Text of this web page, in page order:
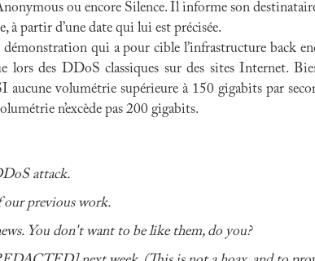
ou encore Silence. Il informe son
partir d’une date qui lui est précisée.
qui a pour cible l’infrastructure back
des DDoS classiques sur des sites Internet.
volumétrie supérieure à 150 gigabits par
n’excède pas 200 gigabits.
attack.
our previous work.
You don't want to be like them, do you?